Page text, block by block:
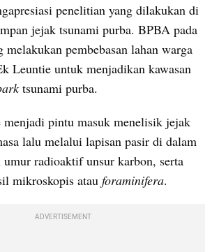
penelitian yang dilakukan di
jejak tsunami purba. BPBA pada
melakukan pembebasan lahan warga
Leuntie untuk menjadikan kawasan
tsunami purba.
menjadi pintu masuk menelisik jejak
umur radioaktif unsur karbon, serta
mikroskopis atau foraminifera.
ADVERTISEMENT